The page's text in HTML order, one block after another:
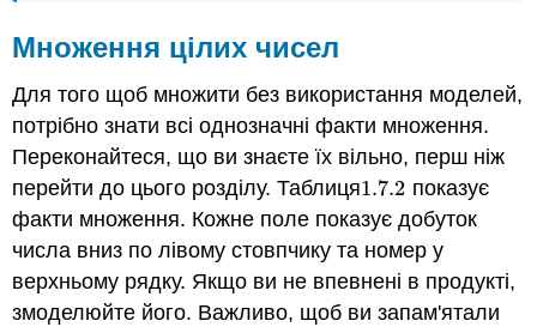
Множення цілих чисел
Для того щоб множити без використання моделей,
потрібно знати всі однозначні факти множення.
Переконайтеся, що ви знаєте їх вільно, перш ніж
перейти до цього розділу. Таблиця1.7.2
1.7.2 показує
факти множення. Кожне поле показує добуток
числа вниз по лівому стовпчику та номер у
верхньому рядку. Якщо ви не впевнені в продукті,
змоделюйте його. Важливо, щоб ви запам'ятали